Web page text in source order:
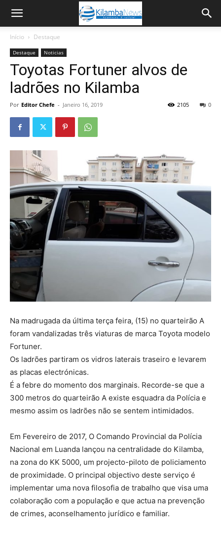
Início Destaque
Destaque Noticias
Toyotas Fortuner alvos de
ladrões no Kilamba
Por Editor Chefe - Janeiro 16, 2019 0
2105
Na madrugada da última terça feira, (15) no quarteirão A
foram vandalizadas três viaturas de marca Toyota modelo
Fortuner.
Os ladrões partiram os vidros laterais traseiro e levarem
as placas electrónicas.
É a febre do momento dos marginais. Recorde-se que a
300 metros do quarteirão A existe esquadra da Polícia e
mesmo assim os ladrões não se sentem intimidados.
Em Fevereiro de 2017, O Comando Provincial da Polícia
Nacional em Luanda lançou na centralidade do Kilamba,
na zona do KK 5000, um projecto-piloto de policiamento
de proximidade. O principal objectivo deste serviço é
implementar uma nova filosofia de trabalho que visa uma
colaboração com a população e que actua na prevenção
de crimes, aconselhamento jurídico e familiar.